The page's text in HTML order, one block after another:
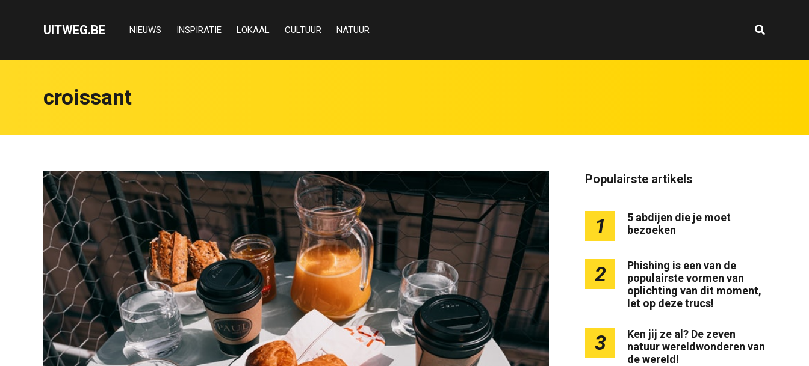
UITWEG.BE NIEUWS INSPIRATIE LOKAAL CULTUUR NATUUR
croissant
Populairste artikels
1
5 abdijen die je moet
bezoeken
2
Phishing is een van de
populairste vormen van
oplichting van dit moment,
let op deze trucs!
3
Ken jij ze al? De zeven
natuur wereldwonderen van
de wereld!